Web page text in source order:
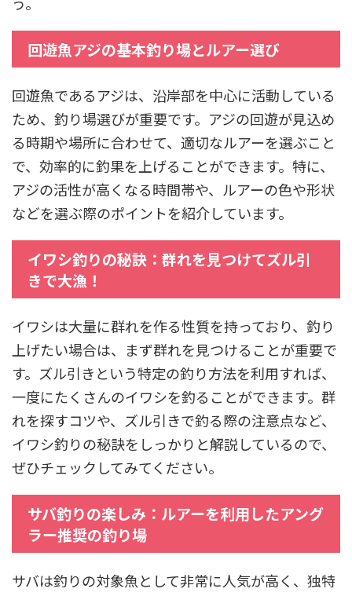
回遊魚アジの基本釣り場とルアー選び
回遊魚であるアジは、沿岸部を中心に活動している
ため、釣り場選びが重要です。アジの回遊が見込め
る時期や場所に合わせて、適切なルアーを選ぶこと
で、効率的に釣果を上げることができます。特に、
アジの活性が高くなる時間帯や、ルアーの色や形状
などを選ぶ際のポイントを紹介しています。
イワシ釣りの秘訣：群れを見つけてズル引
きで大漁！
イワシは大量に群れを作る性質を持っており、釣り
上げたい場合は、まず群れを見つけることが重要で
す。ズル引きという特定の釣り方法を利用すれば、
一度にたくさんのイワシを釣ることができます。群
れを探すコツや、ズル引きで釣る際の注意点など、
イワシ釣りの秘訣をしっかりと解説しているので、
ぜひチェックしてみてください。
サバ釣りの楽しみ：ルアーを利用したアング
ラー推奨の釣り場
サバは釣りの対象魚として非常に人気が高く、独特